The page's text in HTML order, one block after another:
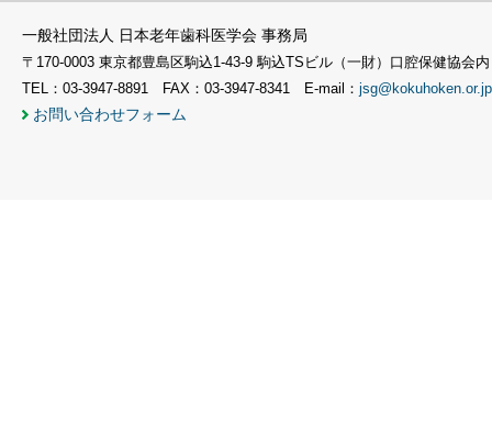
一般社団法人 日本老年歯科医学会 事務局
〒170-0003 東京都豊島区駒込1-43-9 駒込TSビル（一財）口腔保健協会内
TEL：03-3947-8891 FAX：03-3947-8341 E-mail： jsg@kokuhoken.or.jp
お問い合わせフォーム